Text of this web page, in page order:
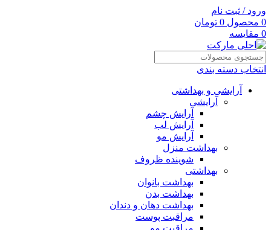
ورود / ثبت نام
0 محصول 0 تومان
0 مقایسه
انتخاب دسته بندی
آرایشی و بهداشتی
آرایشی
آرایش چشم
آرایش لب
آرایش مو
بهداشت منزل
شوینده ظروف
بهداشتی
بهداشت بانوان
بهداشت بدن
بهداشت دهان و دندان
مراقبت پوست
مراقبت مو